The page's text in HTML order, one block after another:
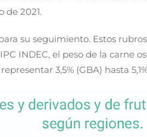
de 2021.
su seguimiento. Estos
INDEC, el peso de la carne
3,5% (GBA) hasta